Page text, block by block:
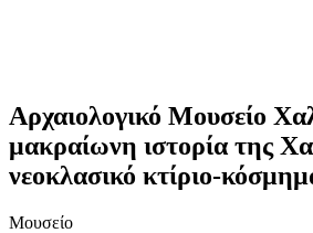
Αρχαιολογικό Μουσείο
μακραίωνη ιστορία της
νεοκλασικό κτίριο-
Μουσείο